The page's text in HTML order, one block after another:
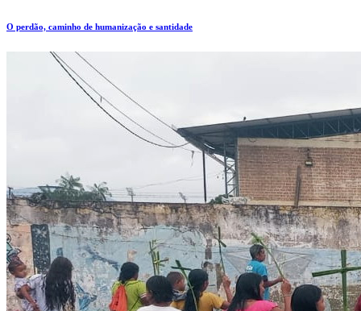
O perdão, caminho de humanização e santidade